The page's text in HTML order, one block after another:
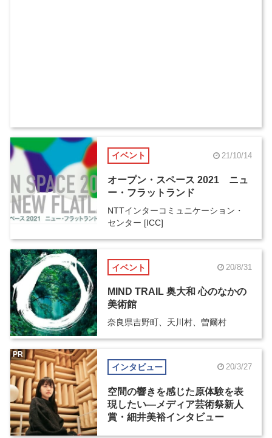
イベント 21/10/14
オープン・スペース 2021 ニュ
ー・フラットランド
NTTインターコミュニケーション・
センター [ICC]
イベント 20/8/31
MIND TRAIL 奥大和 心のなかの
美術館
奈良県吉野町、天川村、曽爾村
インタビュー 20/3/27
空間の響きを感じた原体験を表
現したい―メディア芸術祭新人
賞・細井美裕インタビュー
PR